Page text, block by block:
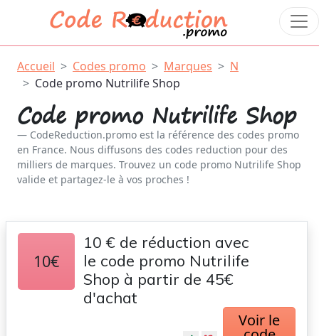
Accueil Codes promo Marques
N
Code promo Nutrilife Shop
Code promo Nutrilife Shop
CodeReduction.promo est la référence des codes promo
en France. Nous diffusons des codes reduction pour des
milliers de marques. Trouvez un code promo Nutrilife Shop
valide et partagez-le à vos proches !
10€
10 € de réduction avec
le code promo Nutrilife
Shop à partir de 45€
d'achat
Voir le